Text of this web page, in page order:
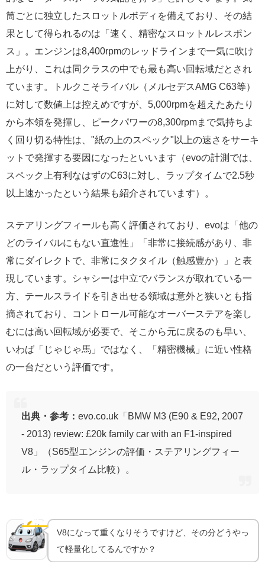
筒ごとに独立したスロットルボディを備えており、その結
果として得られるのは「速く、精密なスロットルレスポン
ス」。エンジンは8,400rpmのレッドラインまで一気に吹け
上がり、これは同クラスの中でも最も高い回転域だとされ
ています。トルクこそライバル（メルセデスAMG C63等）
に対して数値上は控えめですが、5,000rpmを超えたあたり
から本領を発揮し、ピークパワーの8,300rpmまで気持ちよ
く回り切る特性は、"紙の上のスペック"以上の速さをサーキ
ットで発揮する要因になったといいます（evoの計測では、
スペック上有利なはずのC63に対し、ラップタイムで2.5秒
以上速かったという結果も紹介されています）。
ステアリングフィールも高く評価されており、evoは「他の
どのライバルにもない直進性」「非常に接続感があり、非
常にダイレクトで、非常にタクタイル（触感豊か）」と表
現しています。シャシーは中立でバランスが取れている一
方、テールスライドを引き出せる領域は意外と狭いとも指
摘されており、コントロール可能なオーバーステアを楽し
むには高い回転域が必要で、そこから元に戻るのも早い、
いわば「じゃじゃ馬」ではなく、「精密機械」に近い性格
の一台だという評価です。
出典・参考： evo.co.uk「BMW M3 (E90 & E92, 2007
- 2013) review: £20k family car with an F1-inspired
V8」（S65型エンジンの評価・ステアリングフィー
ル・ラップタイム比較）。
🪶 軽量化
屋根で軽くする｜BMW M初のカーボンルーフパネル
V8になって重くなりそうですけど、その分どうやっ
て軽量化してるんですか？